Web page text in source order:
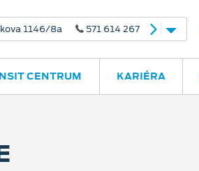
571 614 267
CENTRUM KARIÉRA